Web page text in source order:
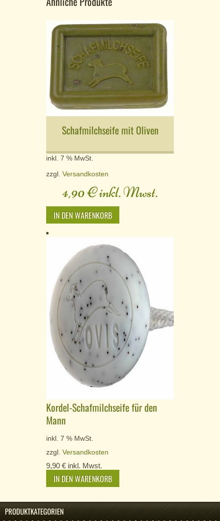
Schafmilchseife mit Oliven
inkl. 7 % MwSt.
zzgl. Versandkosten
4,90€inkl. Mwst.
IN DEN WARENKORB
Kordel-Schafmilchseife für den
Mann
inkl. 7 % MwSt.
zzgl. Versandkosten
9,90 € inkl. Mwst.
IN DEN WARENKORB
PRODUKTKATEGORIEN